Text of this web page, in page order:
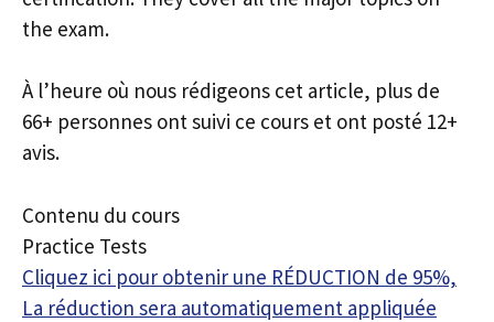
the exam.
À l’heure où nous rédigeons cet article, plus de
66+ personnes ont suivi ce cours et ont posté 12+
avis.
Contenu du cours
Practice Tests
Cliquez ici pour obtenir une RÉDUCTION de 95%,
La réduction sera automatiquement appliquée